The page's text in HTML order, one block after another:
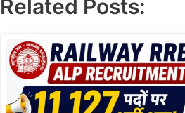
Related Posts: